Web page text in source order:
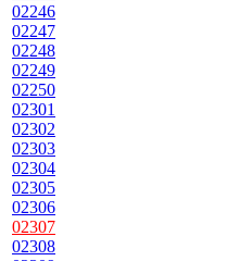
02246
02247
02248
02249
02250
02301
02302
02303
02304
02305
02306
02307
02308